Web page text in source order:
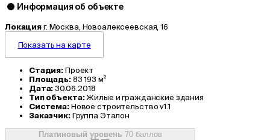
Информация об объекте
Локация г. Москва, Новоалексеевская, 16
Показать на карте
Стадия: Проект
Площадь: 83 193 м²
Дата: 30.06.2018
Тип объекта:Жилые и гражданские здания
Система: Новое строительство v1.1
Заказчик: Группа Эталон
Платиновый уровень 70 баллов